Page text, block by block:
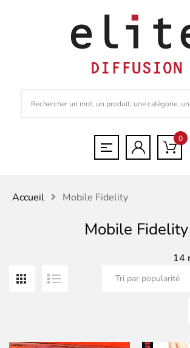
0
Accueil Mobile Fidelity
Mobile Fidelity
14